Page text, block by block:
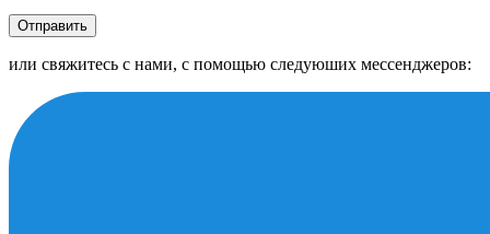
Отправить
или свяжитесь с нами, с помощью следуюших мессенджеров: